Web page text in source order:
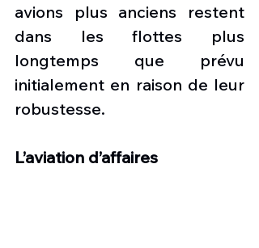
avions plus anciens restent
dans les flottes plus
longtemps que prévu
initialement en raison de leur
robustesse.
L’aviation d’affaires